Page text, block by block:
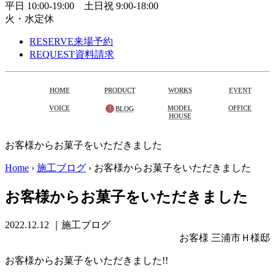
平日 10:00-19:00 土日祝 9:00-18:00
火・水定休
RESERVE来場予約
REQUEST資料請求
HOME PRODUCT WORKS EVENT
VOICE BLOG
MODEL
HOUSE
OFFICE
お客様からお菓子をいただきました
Home › 施工ブログ › お客様からお菓子をいただきました
お客様からお菓子をいただきました
2022.12.12
｜施工ブログ
お客様 三浦市Ｈ様邸
お客様からお菓子をいただきました!!